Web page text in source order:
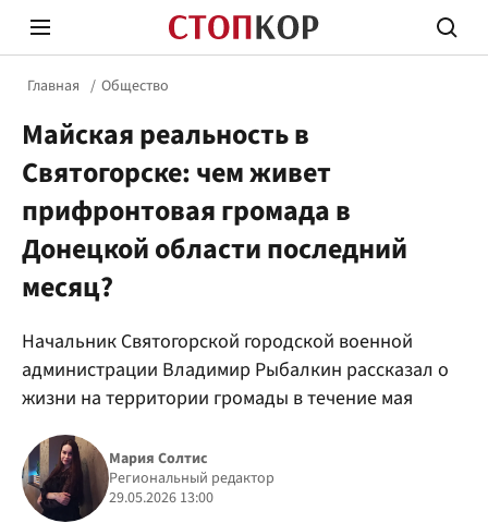
Стоп Политической Коррупции
Политика
Главная Общество
Майская реальность в
Святогорске: чем живет
прифронтовая громада в
Донецкой области последний
месяц?
Начальник Святогорской городской военной
администрации Владимир Рыбалкин рассказал о
жизни на территории громады в течение мая
Мария Солтис
Региональный редактор
29.05.2026 13:00